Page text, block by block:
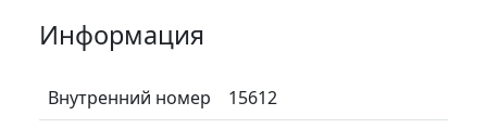
Информация
Внутренний номер
15612